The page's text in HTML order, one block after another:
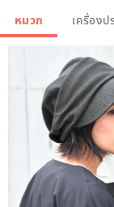
TAXES OF YOUR
Attention! If the
from the photo,
extremely difficult
product may vary
settings.
Thank you for
หมวก เครื่องป